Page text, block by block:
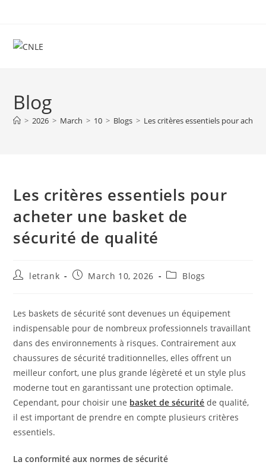
content
Blog
> 2026 > March > 10 > Blogs > Les critères essentiels pour
Les critères essentiels pour
acheter une basket de
sécurité de qualité
Postletrank
PostMarch 10, 2026
PostBlogs
Les baskets de sécurité sont devenues un équipement
indispensable pour de nombreux professionnels travaillant
dans des environnements à risques. Contrairement aux
chaussures de sécurité traditionnelles, elles offrent un
meilleur confort, une plus grande légèreté et un style plus
moderne tout en garantissant une protection optimale.
Cependant, pour choisir une basket de sécurité de qualité,
il est important de prendre en compte plusieurs critères
essentiels.
La conformité aux normes de sécurité